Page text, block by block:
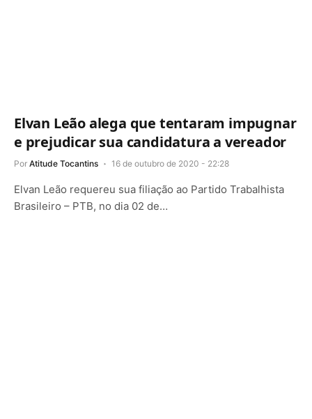
Elvan Leão alega que tentaram impugnar
e prejudicar sua candidatura a vereador
Por Atitude Tocantins 16 de outubro de 2020 - 22:28
Elvan Leão requereu sua filiação ao Partido Trabalhista
Brasileiro – PTB, no dia 02 de…